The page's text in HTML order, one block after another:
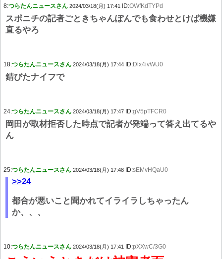
8:つらたんニュースさん 2024/03/18(月) 17:41 ID:OWfKdTYPd
スポニチの記者ごときちゃんぽんでも食わせとけば機嫌
直るやろ
18:つらたんニュースさん 2024/03/18(月) 17:44 ID:Dlx4ivWU0
錆びたナイフで
24:つらたんニュースさん 2024/03/18(月) 17:47 ID:gV5pTFCR0
岡田が取材拒否した時点で記者が発端って答え出てるや
ん
25:つらたんニュースさん 2024/03/18(月) 17:48 ID:sEMvHQaU0
>>24
都合が悪いこと聞かれてイライラしちゃったん
か、、、
10:つらたんニュースさん 2024/03/18(月) 17:41 ID:pXXwC/3G0